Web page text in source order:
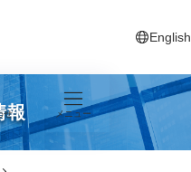
English
新しいタ
せ メニュー
報